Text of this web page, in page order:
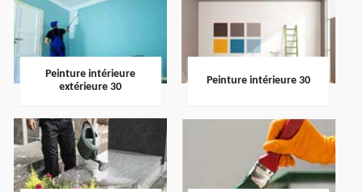
Peinture intérieure
extérieure 30
Peinture intérieure 30